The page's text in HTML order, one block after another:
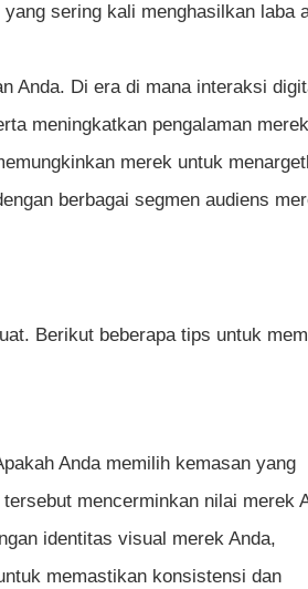
sering kali menghasilkan laba
Anda. Di era di mana interaksi
meningkatkan pengalaman merek
merek untuk
berbagai segmen audiens
Berikut beberapa tips untuk
Anda memilih kemasan yang
mencerminkan nilai merek
identitas visual merek Anda,
memastikan konsistensi dan